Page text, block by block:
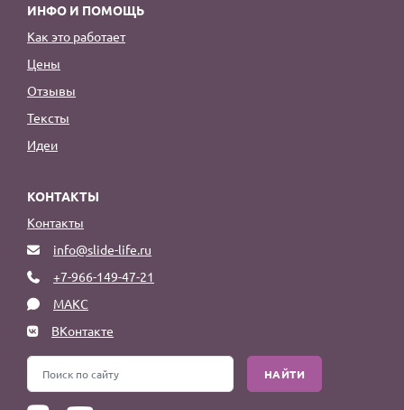
ИНФО И ПОМОЩЬ
Как это работает
Цены
Отзывы
Тексты
Идеи
КОНТАКТЫ
Контакты
info@slide-life.ru
+7-966-149-47-21
МАКС
ВКонтакте
НАЙТИ